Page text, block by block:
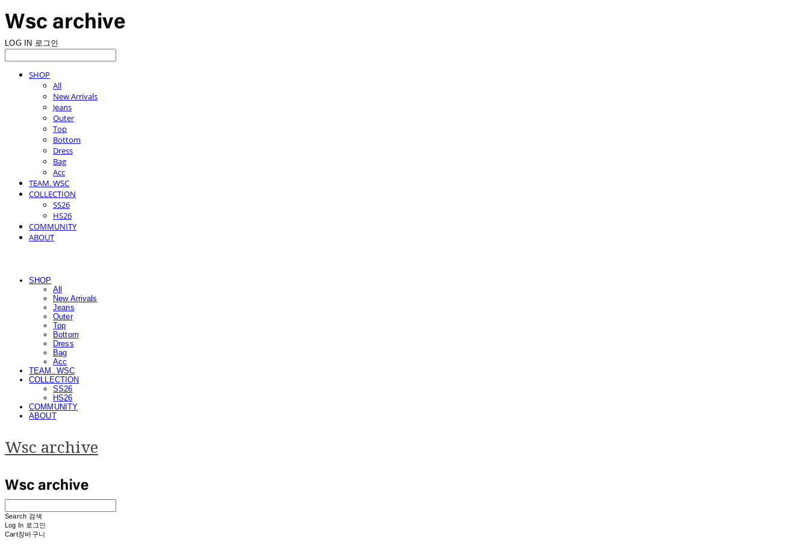
LOG IN 로그인
SHOP
All
New Arrivals
Jeans
Outer
Top
Bottom
Dress
Bag
Acc
TEAM. WSC
COLLECTION
SS26
HS26
COMMUNITY
ABOUT
SHOP
All
New Arrivals
Jeans
Outer
Top
Bottom
Dress
Bag
Acc
TEAM. WSC
COLLECTION
SS26
HS26
COMMUNITY
ABOUT
Wsc archive
Search 검색
Log In 로그인
Cart장바구니